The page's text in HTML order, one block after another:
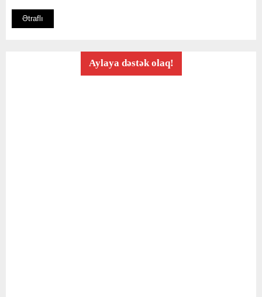
Ətraflı
Aylaya dəstək olaq!